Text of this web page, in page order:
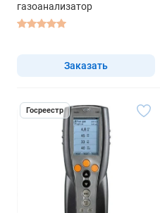
газоанализатор
Заказать
Госреестр